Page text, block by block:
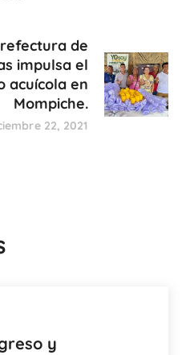
de
impulsa el
acuícola en
Mompiche.
22, 2021
y